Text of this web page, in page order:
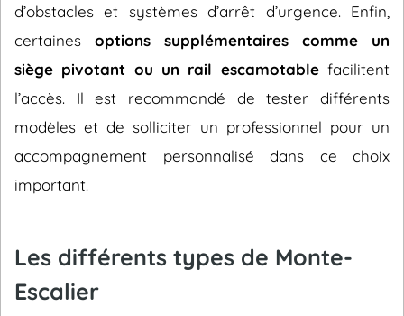
d’obstacles et systèmes d’arrêt d’urgence. Enfin,
certaines options supplémentaires comme un
siège pivotant ou un rail escamotablefacilitent
l’accès. Il est recommandé de tester différents
modèles et de solliciter un professionnel pour un
accompagnement personnalisé dans ce choix
important.
Les différents types de Monte-
Escalier